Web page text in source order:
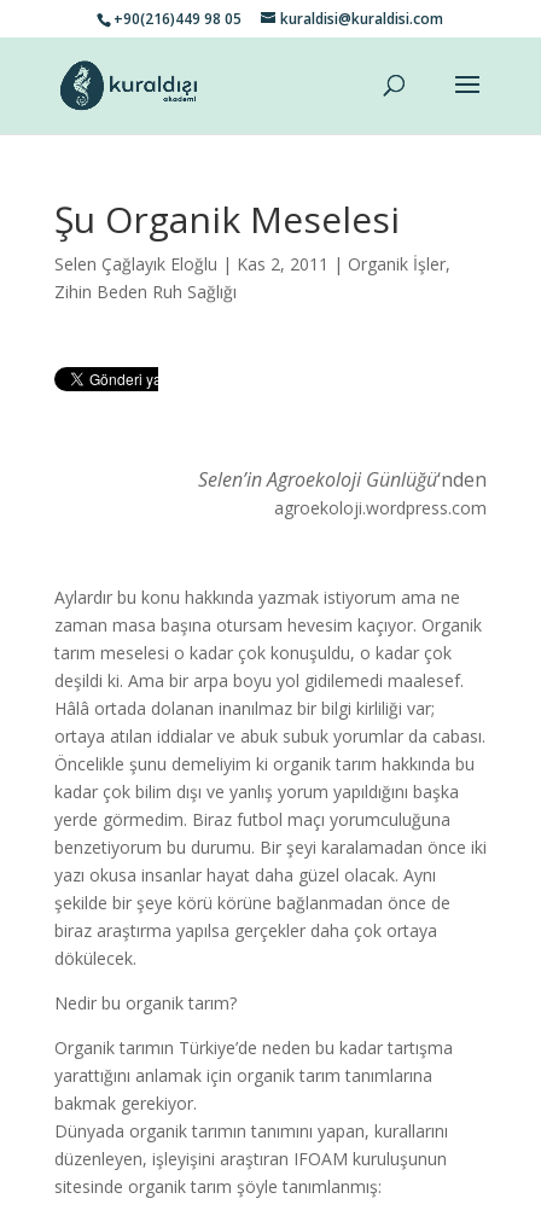
+90(216)449 98 05 kuraldisi@kuraldisi.com
Şu Organik Meselesi
Selen Çağlayık Eloğlu | Kas 2, 2011 | Organik İşler,
Zihin Beden Ruh Sağlığı
Selen’in Agroekoloji Günlüğü‘nden
agroekoloji.wordpress.com
Aylardır bu konu hakkında yazmak istiyorum ama ne
zaman masa başına otursam hevesim kaçıyor. Organik
tarım meselesi o kadar çok konuşuldu, o kadar çok
deşildi ki. Ama bir arpa boyu yol gidilemedi maalesef.
Hâlâ ortada dolanan inanılmaz bir bilgi kirliliği var;
ortaya atılan iddialar ve abuk subuk yorumlar da cabası.
Öncelikle şunu demeliyim ki organik tarım hakkında bu
kadar çok bilim dışı ve yanlış yorum yapıldığını başka
yerde görmedim. Biraz futbol maçı yorumculuğuna
benzetiyorum bu durumu. Bir şeyi karalamadan önce iki
yazı okusa insanlar hayat daha güzel olacak. Aynı
şekilde bir şeye körü körüne bağlanmadan önce de
biraz araştırma yapılsa gerçekler daha çok ortaya
dökülecek.
Nedir bu organik tarım?
Organik tarımın Türkiye’de neden bu kadar tartışma
yarattığını anlamak için organik tarım tanımlarına
bakmak gerekiyor.
Dünyada organik tarımın tanımını yapan, kurallarını
düzenleyen, işleyişini araştıran IFOAM kuruluşunun
sitesinde organik tarım şöyle tanımlanmış: